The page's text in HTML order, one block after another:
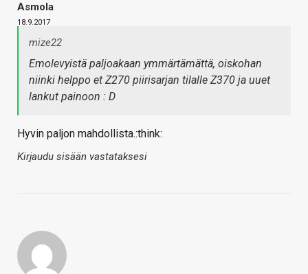
Asmola
18.9.2017
mize22
Emolevyistä paljoakaan ymmärtämättä, oiskohan
niinki helppo et Z270 piirisarjan tilalle Z370 ja uuet
lankut painoon : D
Hyvin paljon mahdollista.:think:
Kirjaudu sisään vastataksesi